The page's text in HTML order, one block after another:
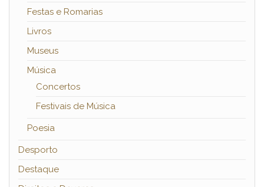
Festas e Romarias
Livros
Museus
Música
Concertos
Festivais de Música
Poesia
Desporto
Destaque